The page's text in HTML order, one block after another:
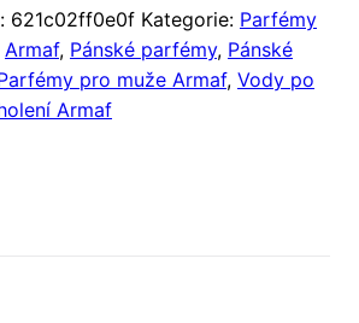
621c02ff0e0f Kategorie: Parfémy
Armaf, Pánské parfémy, Pánské
pro muže Armaf, Vody po
Armaf